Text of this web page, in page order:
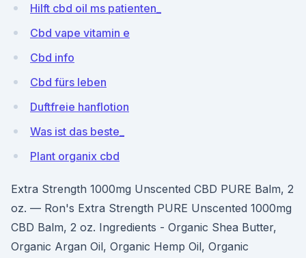
Hilft cbd oil ms patienten_
Cbd vape vitamin e
Cbd info
Cbd fürs leben
Duftfreie hanflotion
Was ist das beste_
Plant organix cbd
Extra Strength 1000mg Unscented CBD PURE Balm, 2
oz. — Ron's Extra Strength PURE Unscented 1000mg
CBD Balm, 2 oz. Ingredients - Organic Shea Butter,
Organic Argan Oil, Organic Hemp Oil, Organic